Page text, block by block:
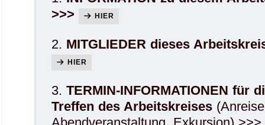
>>>
HIER
2. MITGLIEDER dieses
HIER
3. TERMIN-INFORMATIONEN für
Treffen des Arbeitskreises